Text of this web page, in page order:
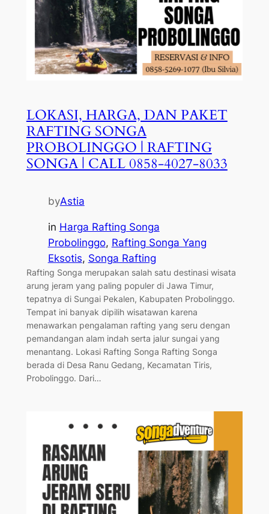
LOKASI, HARGA, DAN PAKET
RAFTING SONGA
PROBOLINGGO | RAFTING
SONGA | CALL 0858-4027-8033
byAstia
in Harga Rafting Songa
Probolinggo, Rafting Songa Yang
Eksotis, Songa Rafting
Rafting Songa merupakan salah satu destinasi wisata
arung jeram yang paling populer di Jawa Timur,
tepatnya di Sungai Pekalen, Kabupaten Probolinggo.
Tempat ini banyak dipilih wisatawan karena
menawarkan pengalaman rafting yang seru dengan
pemandangan alam indah serta jalur sungai yang
menantang. Lokasi Rafting Songa Rafting Songa
berada di Desa Ranu Gedang, Kecamatan Tiris,
Probolinggo. Dari…